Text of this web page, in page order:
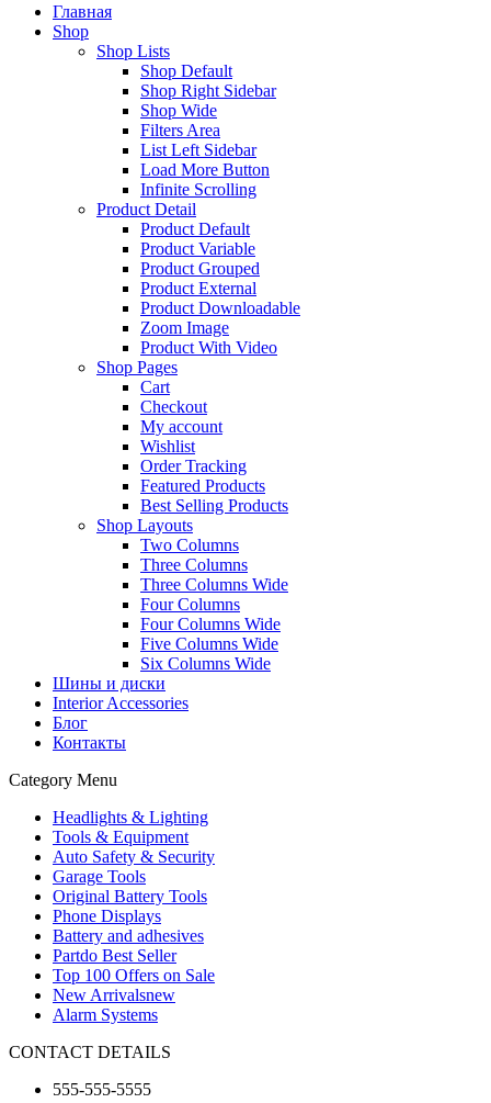
Главная
Shop
Shop Lists
Shop Default
Shop Right Sidebar
Shop Wide
Filters Area
List Left Sidebar
Load More Button
Infinite Scrolling
Product Detail
Product Default
Product Variable
Product Grouped
Product External
Product Downloadable
Zoom Image
Product With Video
Shop Pages
Cart
Checkout
My account
Wishlist
Order Tracking
Featured Products
Best Selling Products
Shop Layouts
Two Columns
Three Columns
Three Columns Wide
Four Columns
Four Columns Wide
Five Columns Wide
Six Columns Wide
Шины и диски
Interior Accessories
Блог
Контакты
Category Menu
Headlights & Lighting
Tools & Equipment
Auto Safety & Security
Garage Tools
Original Battery Tools
Phone Displays
Battery and adhesives
Partdo Best Seller
Top 100 Offers on Sale
New Arrivalsnew
Alarm Systems
CONTACT DETAILS
555-555-5555